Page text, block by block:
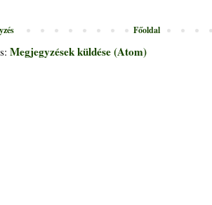
Főoldal
Megjegyzések küldése (Atom)